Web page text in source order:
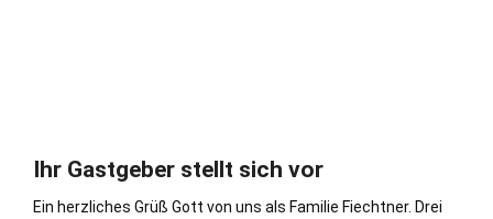
Ihr Gastgeber stellt sich vor
Ein herzliches Grüß Gott von uns als Familie Fiechtner. Drei